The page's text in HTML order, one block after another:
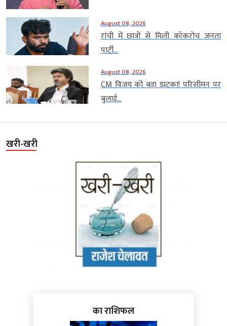
August 08, 2026
रांची में छात्रों से मिली कॉकरोच जनता
पार्टी...
August 08, 2026
CM विजय को बड़ा झटका! परिसीमन पर
बुलाई...
खरी-खरी
का राशिफल